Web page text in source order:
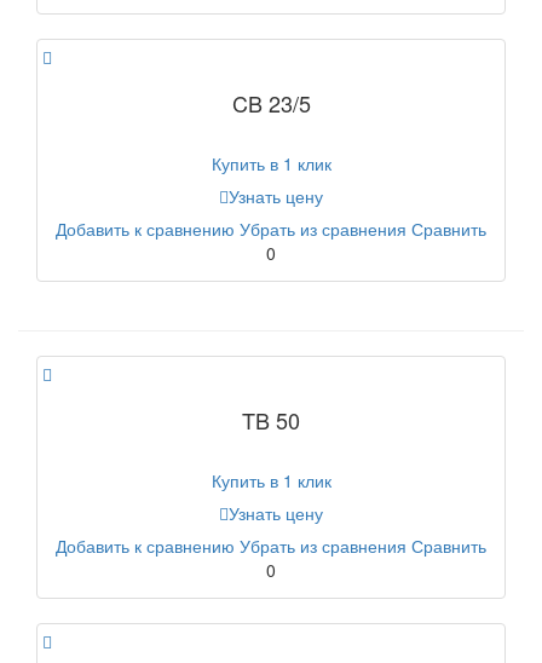
CB 23/5
Купить в 1 клик
Узнать цену
Добавить к сравнению Убрать из сравнения Сравнить
0
TB 50
Купить в 1 клик
Узнать цену
Добавить к сравнению Убрать из сравнения Сравнить
0